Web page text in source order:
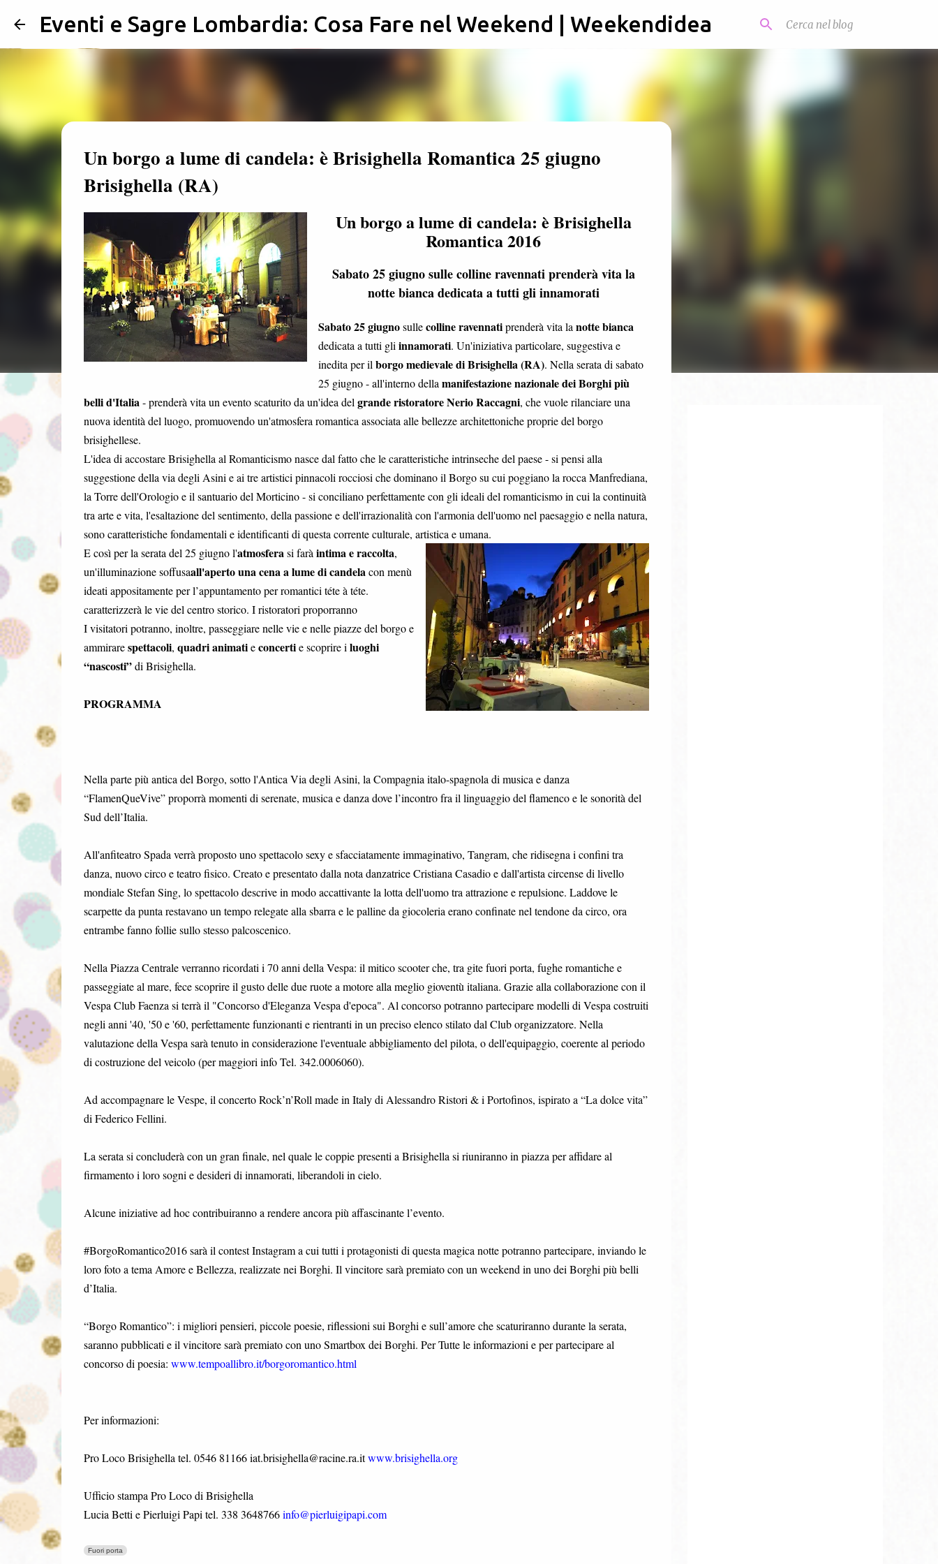
Passa ai contenuti principali
Eventi e Sagre Lombardia: Cosa Fare nel Weekend | Weekendidea
Un borgo a lume di candela: è Brisighella Romantica 25 giugno
Brisighella (RA)
Un borgo a lume di candela: è Brisighella
Romantica 2016
Sabato 25 giugno sulle colline ravennati prenderà vita la
notte bianca dedicata a tutti gli innamorati
Sabato 25 giugnosullecolline ravennatiprenderà vita lanotte bianca
dedicata a tutti gliinnamorati. Un'iniziativa particolare, suggestiva e
inedita per ilborgo medievale di Brisighella (RA). Nella serata di sabato
25 giugno - all'interno dellamanifestazione nazionale dei Borghi più
belli d'Italia- prenderà vita un evento scaturito da un'idea delgrande ristoratore Nerio Raccagni, che vuole rilanciare una
nuova identità del luogo, promuovendo un'atmosfera romantica associata alle bellezze architettoniche proprie del borgo
brisighellese.
L'idea di accostare Brisighella al Romanticismo nasce dal fatto che le caratteristiche intrinseche del paese - si pensi alla
suggestione della via degli Asini e ai tre artistici pinnacoli rocciosi che dominano il Borgo su cui poggiano la rocca Manfrediana,
la Torre dell'Orologio e il santuario del Morticino - si conciliano perfettamente con gli ideali del romanticismo in cui la continuità
tra arte e vita, l'esaltazione del sentimento, della passione e dell'irrazionalità con l'armonia dell'uomo nel paesaggio e nella natura,
sono caratteristiche fondamentali e identificanti di questa corrente culturale, artistica e umana.
E così per la serata del 25 giugno l'atmosferasi faràintima e raccolta,
un'illuminazione soffusaall'aperto una cena a lume di candelacon menù
ideati appositamente per l’appuntamento per romantici téte à téte.
caratterizzerà le vie del centro storico. I ristoratori proporranno
I visitatori potranno, inoltre, passeggiare nelle vie e nelle piazze del borgo e
ammirarespettacoli, quadri animatieconcertie scoprire iluoghi
“nascosti”di Brisighella.
PROGRAMMA
Nella parte più antica del Borgo, sotto l'Antica Via degli Asini, la Compagnia italo-spagnola di musica e danza
“FlamenQueVive” proporrà momenti di serenate, musica e danza dove l’incontro fra il linguaggio del flamenco e le sonorità del
Sud dell’Italia.
All'anfiteatro Spada verrà proposto uno spettacolo sexy e sfacciatamente immaginativo, Tangram, che ridisegna i confini tra
danza, nuovo circo e teatro fisico. Creato e presentato dalla nota danzatrice Cristiana Casadio e dall'artista circense di livello
mondiale Stefan Sing, lo spettacolo descrive in modo accattivante la lotta dell'uomo tra attrazione e repulsione. Laddove le
scarpette da punta restavano un tempo relegate alla sbarra e le palline da giocoleria erano confinate nel tendone da circo, ora
entrambe fanno follie sullo stesso palcoscenico.
Nella Piazza Centrale verranno ricordati i 70 anni della Vespa: il mitico scooter che, tra gite fuori porta, fughe romantiche e
passeggiate al mare, fece scoprire il gusto delle due ruote a motore alla meglio gioventù italiana. Grazie alla collaborazione con il
Vespa Club Faenza si terrà il "Concorso d'Eleganza Vespa d'epoca". Al concorso potranno partecipare modelli di Vespa costruiti
negli anni '40, '50 e '60, perfettamente funzionanti e rientranti in un preciso elenco stilato dal Club organizzatore. Nella
valutazione della Vespa sarà tenuto in considerazione l'eventuale abbigliamento del pilota, o dell'equipaggio, coerente al periodo
di costruzione del veicolo (per maggiori info Tel. 342.0006060).
Ad accompagnare le Vespe, il concerto Rock’n’Roll made in Italy di Alessandro Ristori & i Portofinos, ispirato a “La dolce vita”
di Federico Fellini.
La serata si concluderà con un gran finale, nel quale le coppie presenti a Brisighella si riuniranno in piazza per affidare al
firmamento i loro sogni e desideri di innamorati, liberandoli in cielo.
Alcune iniziative ad hoc contribuiranno a rendere ancora più affascinante l’evento.
#BorgoRomantico2016 sarà il contest Instagram a cui tutti i protagonisti di questa magica notte potranno partecipare, inviando le
loro foto a tema Amore e Bellezza, realizzate nei Borghi. Il vincitore sarà premiato con un weekend in uno dei Borghi più belli
d’Italia.
“Borgo Romantico”: i migliori pensieri, piccole poesie, riflessioni sui Borghi e sull’amore che scaturiranno durante la serata,
saranno pubblicati e il vincitore sarà premiato con uno Smartbox dei Borghi. Per Tutte le informazioni e per partecipare al
concorso di poesia: www.tempoallibro.it/borgoromantico.html
Per informazioni:
Pro Loco Brisighella tel. 0546 81166iat.brisighella@racine.ra.itwww.brisighella.org
Ufficio stampa Pro Loco di Brisighella
Lucia Betti e Pierluigi Papi tel. 338 3648766info@pierluigipapi.com
Fuori porta